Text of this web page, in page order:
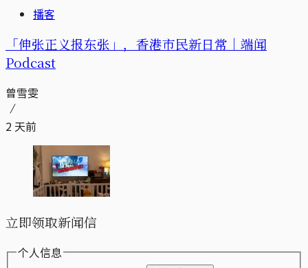
播客
「伸张正义报东张」，香港市民新日常｜端闻
Podcast
曾雪雯
2 天前
立即领取新闻信
个人信息